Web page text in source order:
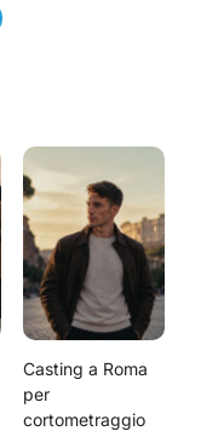
Casting a Roma
per
cortometraggio